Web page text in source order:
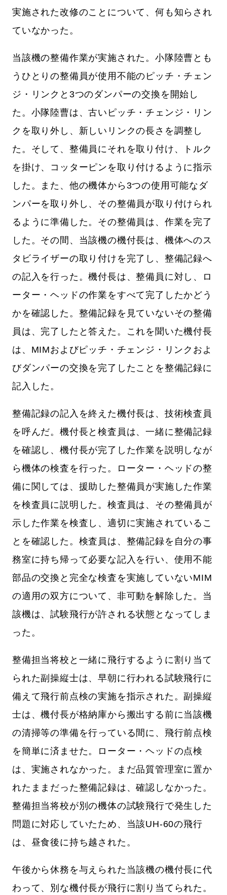
実施された改修のことについて、何も知らされ
ていなかった。
当該機の整備作業が実施された。小隊陸曹とも
うひとりの整備員が使用不能のピッチ・チェン
ジ・リンクと3つのダンパーの交換を開始し
た。小隊陸曹は、古いピッチ・チェンジ・リン
クを取り外し、新しいリンクの長さを調整し
た。そして、整備員にそれを取り付け、トルク
を掛け、コッターピンを取り付けるように指示
した。また、他の機体から3つの使用可能なダ
ンパーを取り外し、その整備員が取り付けられ
るように準備した。その整備員は、作業を完了
した。その間、当該機の機付長は、機体へのス
タビライザーの取り付けを完了し、整備記録へ
の記入を行った。機付長は、整備員に対し、ロ
ーター・ヘッドの作業をすべて完了したかどう
かを確認した。整備記録を見ていないその整備
員は、完了したと答えた。これを聞いた機付長
は、MIMおよびピッチ・チェンジ・リンクおよ
びダンパーの交換を完了したことを整備記録に
記入した。
整備記録の記入を終えた機付長は、技術検査員
を呼んだ。機付長と検査員は、一緒に整備記録
を確認し、機付長が完了した作業を説明しなが
ら機体の検査を行った。ローター・ヘッドの整
備に関しては、援助した整備員が実施した作業
を検査員に説明した。検査員は、その整備員が
示した作業を検査し、適切に実施されているこ
とを確認した。検査員は、整備記録を自分の事
務室に持ち帰って必要な記入を行い、使用不能
部品の交換と完全な検査を実施していないMIM
の適用の双方について、非可動を解除した。当
該機は、試験飛行が許される状態となってしま
った。
整備担当将校と一緒に飛行するように割り当て
られた副操縦士は、早朝に行われる試験飛行に
備えて飛行前点検の実施を指示された。副操縦
士は、機付長が格納庫から搬出する前に当該機
の清掃等の準備を行っている間に、飛行前点検
を簡単に済ませた。ローター・ヘッドの点検
は、実施されなかった。まだ品質管理室に置か
れたままだった整備記録は、確認しなかった。
整備担当将校が別の機体の試験飛行で発生した
問題に対応していたため、当該UH-60の飛行
は、昼食後に持ち越された。
午後から休務を与えられた当該機の機付長に代
わって、別な機付長が飛行に割り当てられた。